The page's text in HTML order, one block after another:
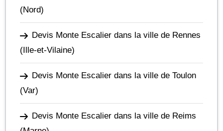
(Nord)
Devis Monte Escalier dans la ville de Rennes
(Ille-et-Vilaine)
Devis Monte Escalier dans la ville de Toulon
(Var)
Devis Monte Escalier dans la ville de Reims